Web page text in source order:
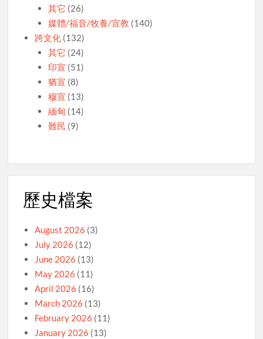
其它 (26)
媒體/福音/牧養/宣教 (140)
跨文化 (132)
其它 (24)
印宣 (51)
猶宣 (8)
穆宣 (13)
緬甸 (14)
難民 (9)
歷史檔案
August 2026 (3)
July 2026 (12)
June 2026 (13)
May 2026 (11)
April 2026 (16)
March 2026 (13)
February 2026 (11)
January 2026 (13)